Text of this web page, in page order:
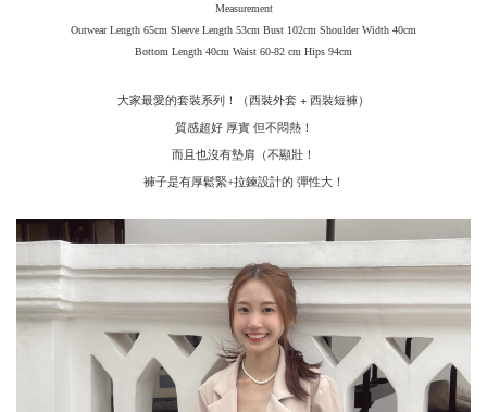
Measurement
Outwear Length 65cm Sleeve Length 53cm Bust 102cm Shoulder Width 40cm
Bottom Length 40cm Waist 60-82 cm Hips 94cm
大家最愛的套裝系列！（西裝外套 + 西裝短褲）
質感超好 厚實 但不悶熱！
而且也沒有墊肩（不顯壯！
褲子是有厚鬆緊+拉鍊設計的 彈性大！